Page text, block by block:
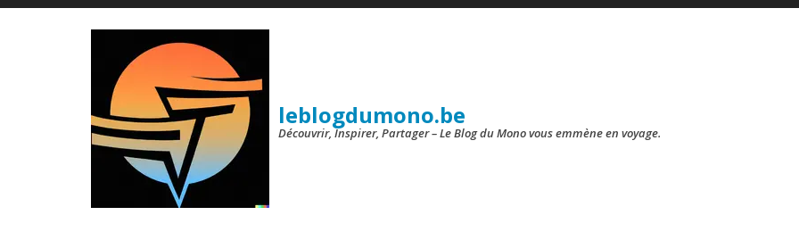
Aller
leblogdumono.be
Découvrir, Inspirer, Partager – Le Blog du Mono vous emmène en voyage.